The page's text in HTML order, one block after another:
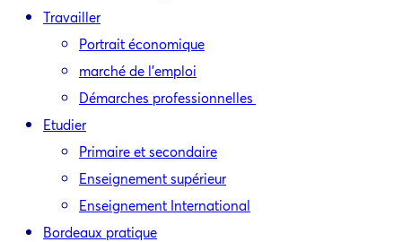
Travailler
Portrait économique
marché de l’emploi
Démarches professionnelles
Etudier
Primaire et secondaire
Enseignement supérieur
Enseignement International
Bordeaux pratique